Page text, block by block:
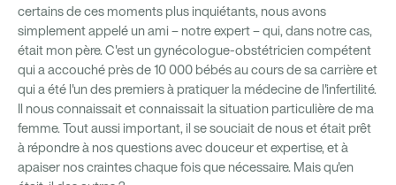
certains de ces moments plus inquiétants, nous avons
simplement appelé un ami – notre expert – qui, dans notre cas,
était mon père. C'est un gynécologue-obstétricien compétent
qui a accouché près de 10 000 bébés au cours de sa carrière et
qui a été l'un des premiers à pratiquer la médecine de l'infertilité.
Il nous connaissait et connaissait la situation particulière de ma
femme. Tout aussi important, il se souciait de nous et était prêt
à répondre à nos questions avec douceur et expertise, et à
apaiser nos craintes chaque fois que nécessaire. Mais qu'en